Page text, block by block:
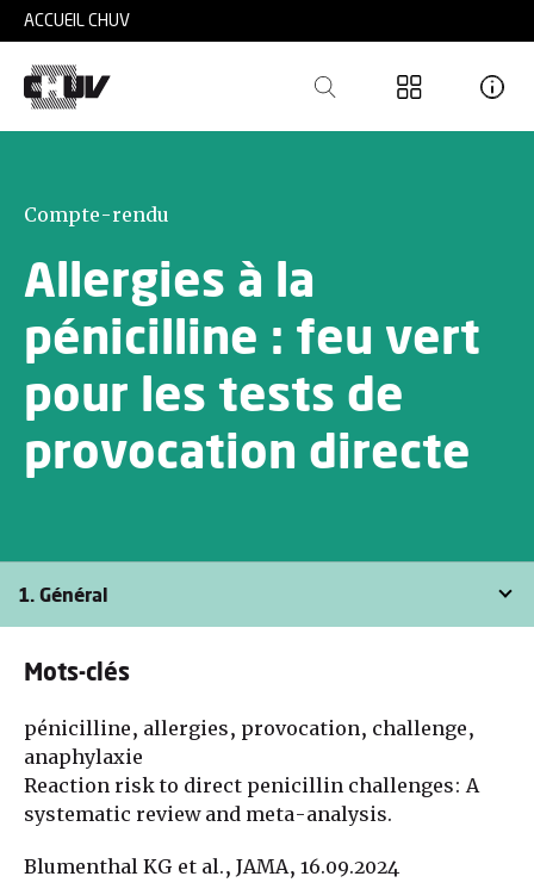
Skip to main content
ACCUEIL CHUV
Compte-rendu
Allergies à la
pénicilline : feu vert
pour les tests de
provocation directe
1. Général
Mots-clés
pénicilline, allergies, provocation, challenge,
anaphylaxie
Reaction risk to direct penicillin challenges: A
systematic review and meta-analysis.
Blumenthal KG et al., JAMA, 16.09.2024